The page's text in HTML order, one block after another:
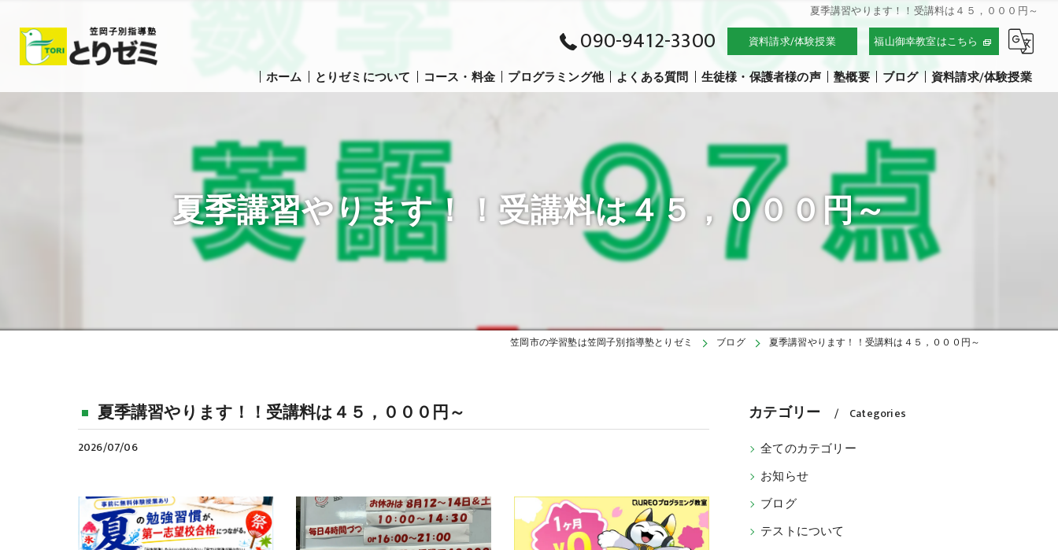
夏季講習やります！！受講料は４５，０００円～
090-9412-3300 資料請求/体験授業 福山御幸教室はこちら
ホーム とりゼミについて コース・料金
中学生コース
高校生コース
プログラミング他 よくある質問 生徒様・保護者様の声 塾概要 ブログ 資料請求/体験授業
夏季講習やります！！受講料は４５，０００円～
笠岡市の学習塾は笠岡子別指導塾とりゼミ ブログ 夏季講習やります！！受講料は４５，０００円～
夏季講習やります！！受講料は４５，０００円～
2026/07/06
カテゴリー Categories
全てのカテゴリー
お知らせ
ブログ
テストについて